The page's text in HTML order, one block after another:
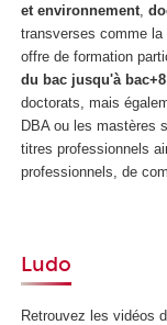
et environnement
transverses comme la
offre de formation
du bac jusqu'à bac+8
doctorats, mais
DBA ou les mastères
titres professionnels
professionnels, de
Ludo
Retrouvez les vidéos